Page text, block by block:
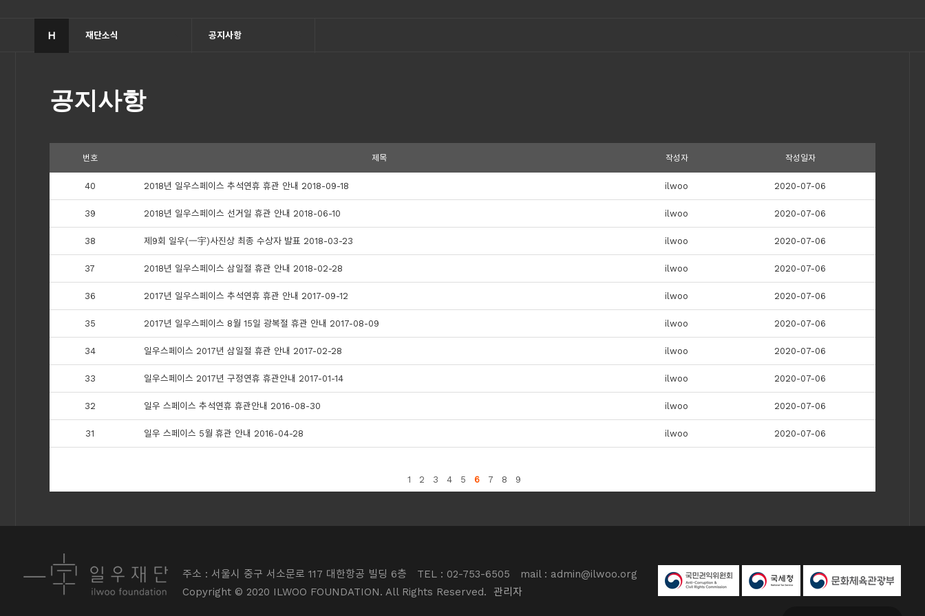
H 재단소식 공지사항
공지사항
번호 제목 작성자 작성일자
40 2018년 일우스페이스 추석연휴 휴관 안내 2018-09-18 ilwoo 2020-07-06
39 2018년 일우스페이스 선거일 휴관 안내 2018-06-10 ilwoo 2020-07-06
38 제9회 일우(一宇)사진상 최종 수상자 발표 2018-03-23 ilwoo 2020-07-06
37 2018년 일우스페이스 삼일절 휴관 안내 2018-02-28 ilwoo 2020-07-06
36 2017년 일우스페이스 추석연휴 휴관 안내 2017-09-12 ilwoo 2020-07-06
35 2017년 일우스페이스 8월 15일 광복절 휴관 안내 2017-08-09 ilwoo 2020-07-06
34 일우스페이스 2017년 삼일절 휴관 안내 2017-02-28 ilwoo 2020-07-06
33 일우스페이스 2017년 구정연휴 휴관안내 2017-01-14 ilwoo 2020-07-06
32 일우 스페이스 추석연휴 휴관안내 2016-08-30 ilwoo 2020-07-06
31 일우 스페이스 5월 휴관 안내 2016-04-28 ilwoo 2020-07-06
1 2 3 4 5 6 7 8 9
주소 : 서울시 중구 서소문로 117 대한항공 빌딩 6층 TEL : 02-753-6505
mail : admin@ilwoo.org
Copyright © 2020 ILWOO FOUNDATION. All Rights Reserved.
관리자